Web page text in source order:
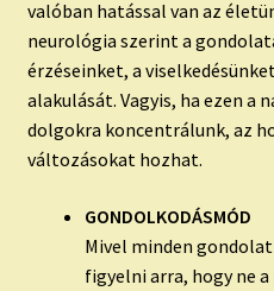
valóban hatással van az
neurológia szerint a
érzéseinket, a
alakulását. Vagyis, ha ezen a
dolgokra koncentrálunk, az
változásokat hozhat.
GONDOLKODÁSMÓD
Mivel minden
figyelni arra, hogy ne